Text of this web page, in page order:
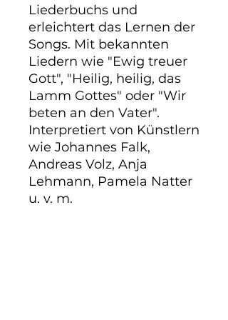
Liederbuchs und
erleichtert das Lernen der
Songs. Mit bekannten
Liedern wie "Ewig treuer
Gott", "Heilig, heilig, das
Lamm Gottes" oder "Wir
beten an den Vater".
Interpretiert von Künstlern
wie Johannes Falk,
Andreas Volz, Anja
Lehmann, Pamela Natter
u. v. m.